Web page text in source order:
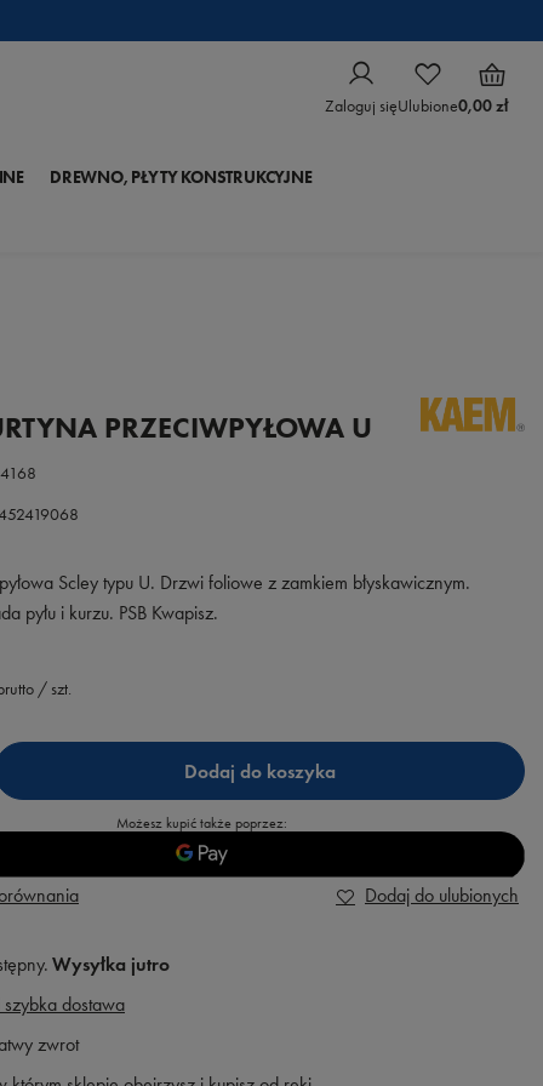
Zaloguj sięUlubione0,00 zł
DREWNO, PŁYTY KONSTRUKCYJNE
PRZECIWPYŁOWA U
Scley typu U. Drzwi foliowe z zamkiem błyskawicznym.
pyłu i kurzu. PSB Kwapisz.
/ szt.
Dodaj do koszyka
Możesz kupić także poprzez:
Dodaj do ulubionych
Wysyłka jutro
dostawa
zwrot